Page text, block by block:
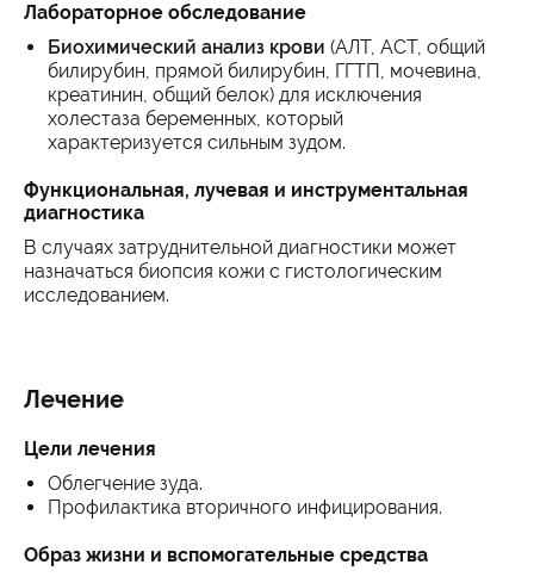
Лабораторное обследование
Биохимический анализ крови (АЛТ, АСТ, общий
билирубин, прямой билирубин, ГГТП, мочевина,
креатинин, общий белок) для исключения
холестаза беременных, который
характеризуется сильным зудом.
Функциональная, лучевая и инструментальная
диагностика
В случаях затруднительной диагностики может
назначаться биопсия кожи с гистологическим
исследованием.
Лечение
Цели лечения
Облегчение зуда.
Профилактика вторичного инфицирования.
Образ жизни и вспомогательные средства